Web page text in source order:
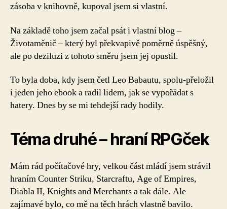
zásoba v knihovně, kupoval jsem si vlastní.
Na základě toho jsem začal psát i vlastní blog –
Životaměnič – který byl překvapivě poměrně úspěšný,
ale po deziluzi z tohoto směru jsem jej opustil.
To byla doba, kdy jsem četl Leo Babautu, spolu-přeložil
i jeden jeho ebook a radil lidem, jak se vypořádat s
hatery. Dnes by se mi tehdejší rady hodily.
Téma druhé – hraní RPGček
Mám rád počítačové hry, velkou část mládí jsem strávil
hraním Counter Striku, Starcraftu, Age of Empires,
Diabla II, Knights and Merchants a tak dále. Ale
zajímavé bylo, co mě na těch hrách vlastně bavilo.